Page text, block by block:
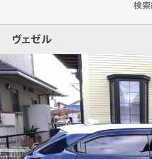
検索
ヴェゼル